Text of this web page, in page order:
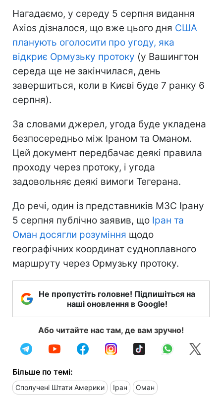
Нагадаємо, у середу 5 серпня видання
Axios дізналося, що вже цього дня США
планують оголосити про угоду, яка
відкриє Ормузьку протоку (у Вашингтон
середа ще не закінчилася, день
завершиться, коли в Києві буде 7 ранку 6
серпня).
За словами джерел, угода буде укладена
безпосередньо між Іраном та Оманом.
Цей документ передбачає деякі правила
проходу через протоку, і угода
задовольняє деякі вимоги Тегерана.
До речі, один із представників МЗС Ірану
5 серпня публічно заявив, що Іран та
Оман досягли розуміння щодо
географічних координат судноплавного
маршруту через Ормузьку протоку.
Не пропустіть головне! Підпишіться на
наші оновлення в Google!
Або читайте нас там, де вам зручно!
Більше по темі:
Сполучені Штати Америки Іран Оман